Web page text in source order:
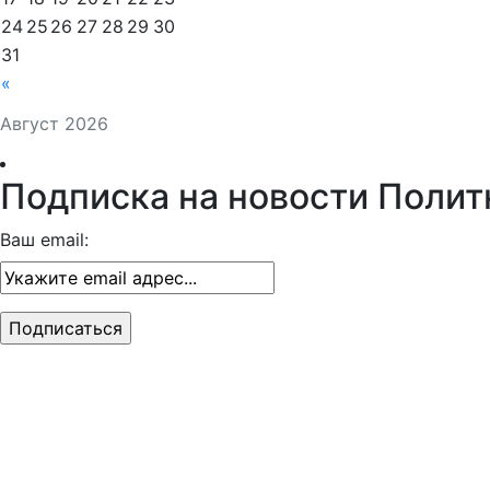
Август 2026
«
24 25 26 27 28 29 30
31
Подписка на новости
Ваш email: